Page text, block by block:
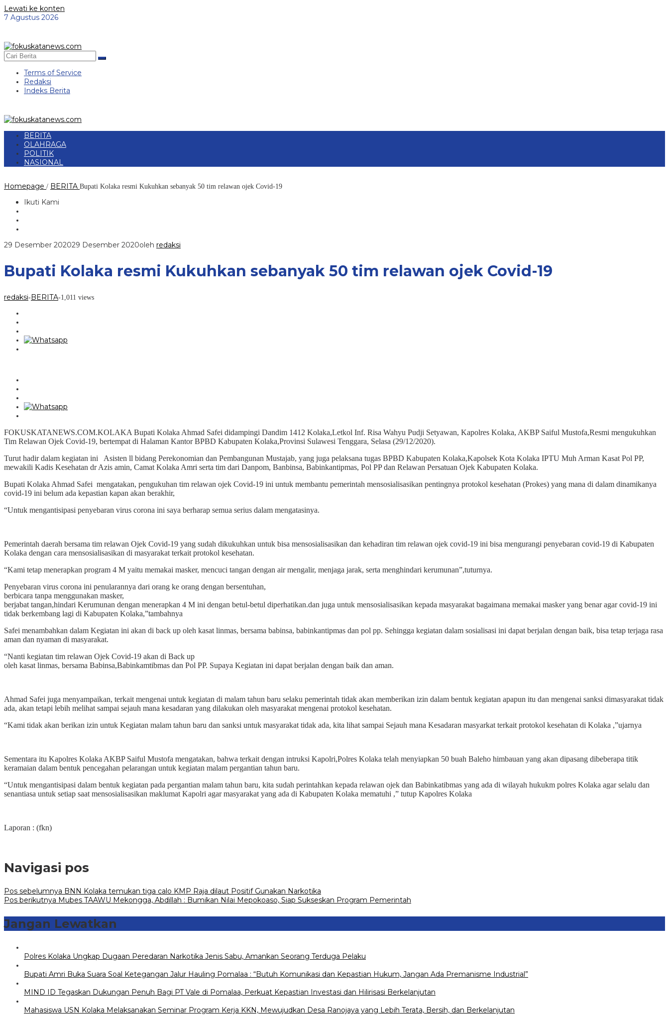
Lewati ke konten
7 Agustus 2026
Terms of Service
Redaksi
Indeks Berita
BERITA
OLAHRAGA
POLITIK
NASIONAL
Homepage / BERITA Bupati Kolaka resmi Kukuhkan sebanyak 50 tim relawan ojek Covid-19
Ikuti Kami
29 Desember 202029 Desember 2020oleh redaksi
Bupati Kolaka resmi Kukuhkan sebanyak 50 tim relawan ojek Covid-19
redaksi-BERITA-1,011 views
FOKUSKATANEWS.COM.KOLAKA Bupati Kolaka Ahmad Safei didampingi Dandim 1412 Kolaka,Letkol Inf. Risa Wahyu Pudji Setyawan, Kapolres Kolaka, AKBP Saiful Mustofa,Resmi mengukuhkan
Tim Relawan Ojek Covid-19, bertempat di Halaman Kantor BPBD Kabupaten Kolaka,Provinsi Sulawesi Tenggara, Selasa (29/12/2020).
Turut hadir dalam kegiatan ini Asisten ll bidang Perekonomian dan Pembangunan Mustajab, yang juga pelaksana tugas BPBD Kabupaten Kolaka,Kapolsek Kota Kolaka IPTU Muh Arman Kasat Pol PP,
mewakili Kadis Kesehatan dr Azis amin, Camat Kolaka Amri serta tim dari Danpom, Banbinsa, Babinkantipmas, Pol PP dan Relawan Persatuan Ojek Kabupaten Kolaka.
Bupati Kolaka Ahmad Safei mengatakan, pengukuhan tim relawan ojek Covid-19 ini untuk membantu pemerintah mensosialisasikan pentingnya protokol kesehatan (Prokes) yang mana di dalam dinamikanya
covid-19 ini belum ada kepastian kapan akan berakhir,
“Untuk mengantisipasi penyebaran virus corona ini saya berharap semua serius dalam mengatasinya.
Pemerintah daerah bersama tim relawan Ojek Covid-19 yang sudah dikukuhkan untuk bisa mensosialisasikan dan kehadiran tim relawan ojek covid-19 ini bisa mengurangi penyebaran covid-19 di Kabupaten
Kolaka dengan cara mensosialisasikan di masyarakat terkait protokol kesehatan.
“Kami tetap menerapkan program 4 M yaitu memakai masker, mencuci tangan dengan air mengalir, menjaga jarak, serta menghindari kerumunan”,tuturnya.
Penyebaran virus corona ini penularannya dari orang ke orang dengan bersentuhan,
berbicara tanpa menggunakan masker,
berjabat tangan,hindari Kerumunan dengan menerapkan 4 M ini dengan betul-betul diperhatikan.dan juga untuk mensosialisasikan kepada masyarakat bagaimana memakai masker yang benar agar covid-19 ini
tidak berkembang lagi di Kabupaten Kolaka,”tambahnya
Safei menambahkan dalam Kegiatan ini akan di back up oleh kasat linmas, bersama babinsa, babinkantipmas dan pol pp. Sehingga kegiatan dalam sosialisasi ini dapat berjalan dengan baik, bisa tetap terjaga rasa
aman dan nyaman di masyarakat.
“Nanti kegiatan tim relawan Ojek Covid-19 akan di Back up
oleh kasat linmas, bersama Babinsa,Babinkamtibmas dan Pol PP. Supaya Kegiatan ini dapat berjalan dengan baik dan aman.
Ahmad Safei juga menyampaikan, terkait mengenai untuk kegiatan di malam tahun baru selaku pemerintah tidak akan memberikan izin dalam bentuk kegiatan apapun itu dan mengenai sanksi dimasyarakat tidak
ada, akan tetapi lebih melihat sampai sejauh mana kesadaran yang dilakukan oleh masyarakat mengenai protokol kesehatan.
“Kami tidak akan berikan izin untuk Kegiatan malam tahun baru dan sanksi untuk masyarakat tidak ada, kita lihat sampai Sejauh mana Kesadaran masyarkat terkait protokol kesehatan di Kolaka ,”ujarnya
Sementara itu Kapolres Kolaka AKBP Saiful Mustofa mengatakan, bahwa terkait dengan intruksi Kapolri,Polres Kolaka telah menyiapkan 50 buah Baleho himbauan yang akan dipasang dibeberapa titik
keramaian dalam bentuk pencegahan pelarangan untuk kegiatan malam pergantian tahun baru.
“Untuk mengantisipasi dalam bentuk kegiatan pada pergantian malam tahun baru, kita sudah perintahkan kepada relawan ojek dan Babinkatibmas yang ada di wilayah hukukm polres Kolaka agar selalu dan
senantiasa untuk setiap saat mensosialisasikan maklumat Kapolri agar masyarakat yang ada di Kabupaten Kolaka mematuhi ,” tutup Kapolres Kolaka
Laporan : (fkn)
Navigasi pos
Pos sebelumnya BNN Kolaka temukan tiga calo KMP Raja dilaut Positif Gunakan Narkotika
Pos berikutnya Mubes TAAWU Mekongga, Abdillah : Bumikan Nilai Mepokoaso, Siap Sukseskan Program Pemerintah
Jangan Lewatkan
Polres Kolaka Ungkap Dugaan Peredaran Narkotika Jenis Sabu, Amankan Seorang Terduga Pelaku
Bupati Amri Buka Suara Soal Ketegangan Jalur Hauling Pomalaa : “Butuh Komunikasi dan Kepastian Hukum, Jangan Ada Premanisme Industrial”
MIND ID Tegaskan Dukungan Penuh Bagi PT Vale di Pomalaa, Perkuat Kepastian Investasi dan Hilirisasi Berkelanjutan
Mahasiswa USN Kolaka Melaksanakan Seminar Program Kerja KKN, Mewujudkan Desa Ranojaya yang Lebih Terata, Bersih, dan Berkelanjutan